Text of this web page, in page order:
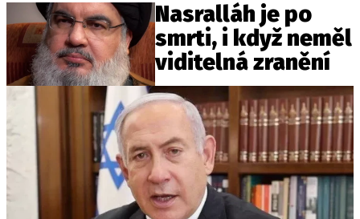
Nasralláh je po
smrti, i když neměl
viditelná zranění